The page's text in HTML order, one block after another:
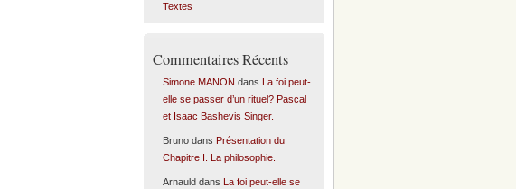
Textes
Commentaires Récents
Simone MANON dans
La foi peut-
elle se passer d’un rituel? Pascal
et Isaac Bashevis Singer.
Brunodans Présentation du
Chapitre I. La philosophie.
Arnauld dans
La foi peut-elle se